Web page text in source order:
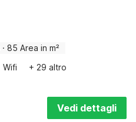
· 85 Area in m²
Wifi + 29 altro
Vedi dettagli